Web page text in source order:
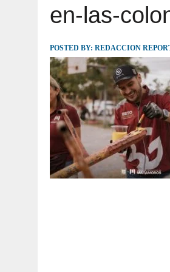
JULIO 30, 2026 | TAMAULIPAS
en-las-
POSTED BY: REDACCION